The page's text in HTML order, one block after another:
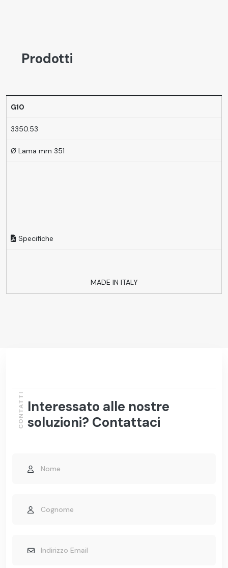
Prodotti
G10
3350.53
Ø Lama mm 351
Specifiche
MADE IN ITALY
Interessato alle nostre
soluzioni? Contattaci
CONTATTI